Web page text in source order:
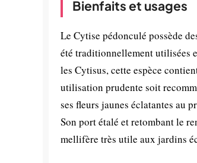
Bienfaits et usages
Le Cytise pédonculé possède
été traditionnellement utilisées
les Cytisus, cette espèce
utilisation prudente soit
ses fleurs jaunes éclatantes au
Son port étalé et retombant le
mellifère très utile aux jardins